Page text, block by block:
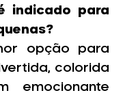
indicado para
opção para
colorida
emocionante